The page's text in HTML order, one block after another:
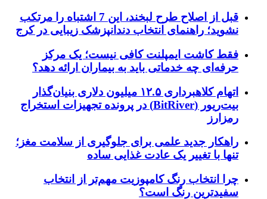
قبل از اصلاح طرح لبخند، این 7 اشتباه را مرتکب
نشوید؛ راهنمای انتخاب دندانپزشک زیبایی در کرج
فقط کاشت ایمپلنت کافی نیست؛ یک مرکز
حرفه‌ای چه خدماتی باید به بیماران ارائه دهد؟
اتهام کلاهبرداری ۱۲.۵ میلیون دلاری بنیان‌گذار
بیت‌ریور (BitRiver) در پرونده تجهیزات استخراج
رمزارز
راهکار جدید علمی برای جلوگیری از سلامت مغز؛
تنها با تغییر یک عادت غذایی ساده
چرا انتخاب رنگ کامپوزیت مهم‌تر از انتخاب
سفیدترین رنگ است؟